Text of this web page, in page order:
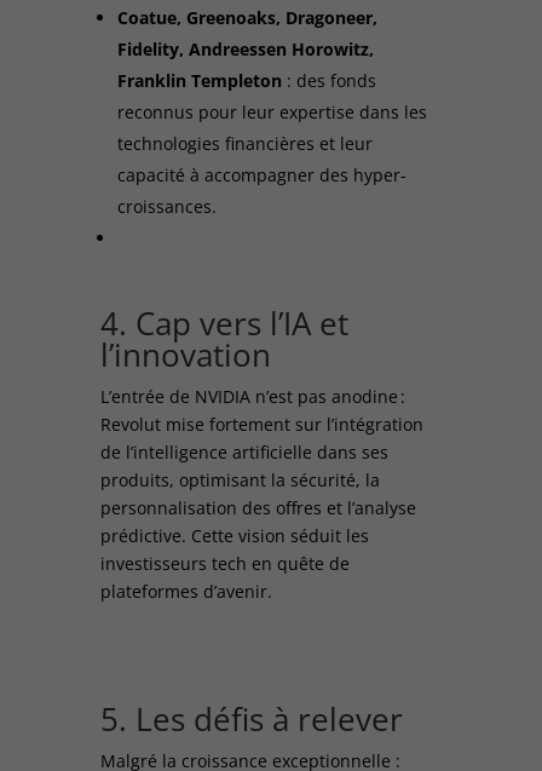
Coatue, Greenoaks, Dragoneer,
Fidelity, Andreessen Horowitz,
Franklin Templeton : des fonds
reconnus pour leur expertise dans les
technologies financières et leur
capacité à accompagner des hyper-
croissances.​
4. Cap vers l’IA et
l’innovation
L’entrée de NVIDIA n’est pas anodine :
Revolut mise fortement sur l’intégration
de l’intelligence artificielle dans ses
produits, optimisant la sécurité, la
personnalisation des offres et l’analyse
prédictive. Cette vision séduit les
investisseurs tech en quête de
plateformes d’avenir.
5. Les défis à relever
Malgré la croissance exceptionnelle :